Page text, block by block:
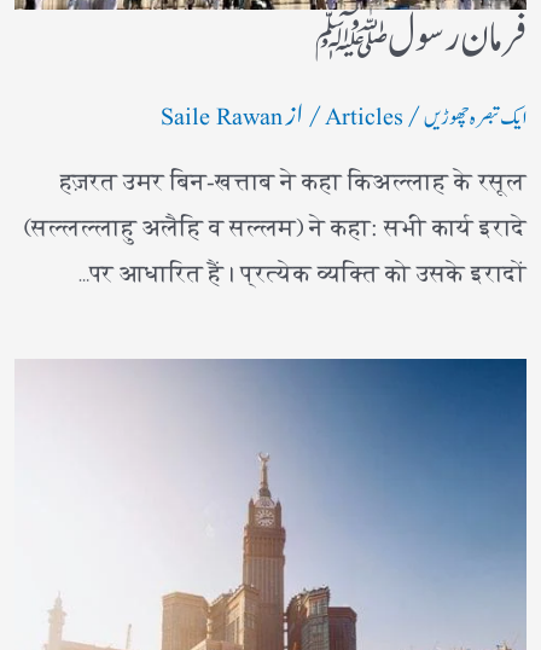
فرمان رسولﷺ
ایک تبصرہ چھوڑیں/
Articles/ ازSaile Rawan
हज़रत उमर बिन-खत्ताब ने कहा किअल्लाह के रसूल
(सल्लल्लाहु अलैहि व सल्लम) ने कहा: सभी कार्य इरादे
पर आधारित हैं। प्रत्येक व्यक्ति को उसके इरादों…